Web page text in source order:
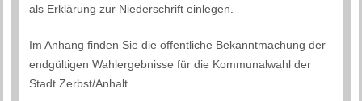
als Erklärung zur Niederschrift einlegen.
Im Anhang finden Sie die öffentliche Bekanntmachung der
endgültigen Wahlergebnisse für die Kommunalwahl der
Stadt Zerbst/Anhalt.